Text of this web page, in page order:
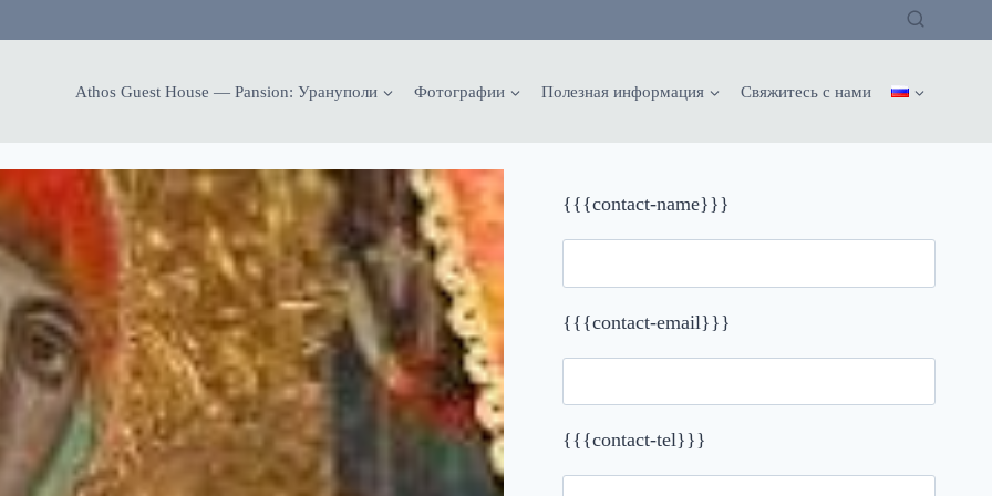
Athos Guest House — Pansion: Урануполи Фотографии Полезная информация Свяжитесь с нами
{{{contact-name}}}
{{{contact-email}}}
{{{contact-tel}}}